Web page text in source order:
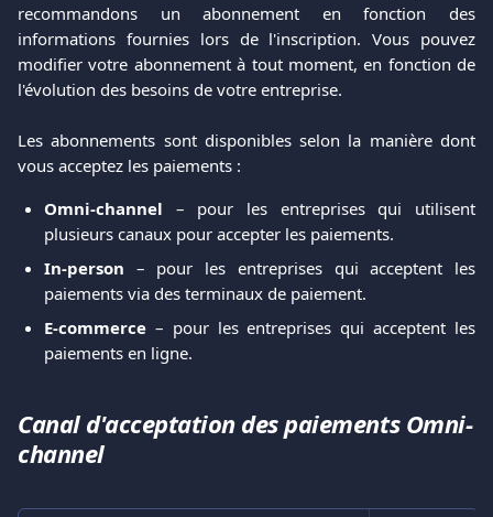
recommandons un abonnement en fonction des
informations fournies lors de l'inscription. Vous pouvez
modifier votre abonnement à tout moment, en fonction de
l'évolution des besoins de votre entreprise.
Les abonnements sont disponibles selon la manière dont
vous acceptez les paiements :
Omni-channel – pour les entreprises qui utilisent
plusieurs canaux pour accepter les paiements.
In-person – pour les entreprises qui acceptent les
paiements via des terminaux de paiement.
E-commerce – pour les entreprises qui acceptent les
paiements en ligne.
Canal d'acceptation des paiements Omni-
channel